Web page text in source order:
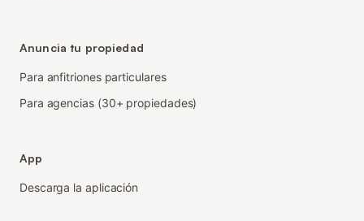
Anuncia tu propiedad
Para anfitriones particulares
Para agencias (30+ propiedades)
App
Descarga la aplicación